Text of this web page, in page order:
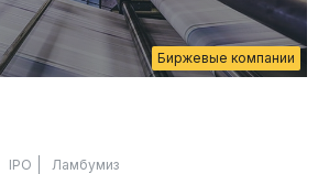
Биржевые компании
IPO Ламбумиз